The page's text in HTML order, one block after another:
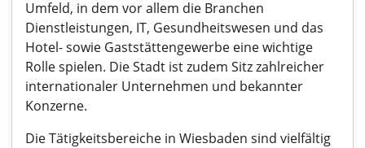
Umfeld, in dem vor allem die Branchen
Dienstleistungen, IT, Gesundheitswesen und das
Hotel- sowie Gaststättengewerbe eine wichtige
Rolle spielen. Die Stadt ist zudem Sitz zahlreicher
internationaler Unternehmen und bekannter
Konzerne.
Die Tätigkeitsbereiche in Wiesbaden sind vielfältig